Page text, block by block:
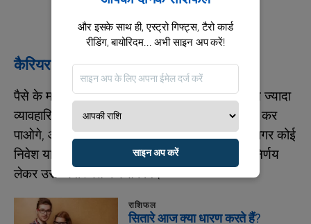
कैरियर / वित्त
पैसे के मामले में, जनवरी के शुरुआती दिनों में तुम्हारी सोच ज्यादा
व्यावहारिक रहेगी। तुम अपनी प्राथमिकताएं ठीक से सेट कर
पाओगे, और धीरे-धीरे कमाई के रास्ते भी साफ दिखेंगे। अगर कोई
निवेश या खर्च टालने लायक था, तो अब सही समय पर निर्णय
लेकर उसे व्यवस्थित कर सकोगे।
राशिफल
सितारे आज क्या धारण करते हैं?
और इसके साथ ही, एस्ट्रो गिफ्ट्स, टैरो कार्ड
रीडिंग, बायोरिदम... अभी साइन अप करें!
साइन अप करें